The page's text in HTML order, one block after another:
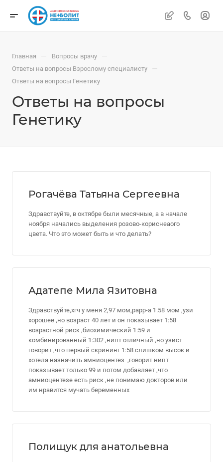
Главная — Вопросы врачу —
Ответы на вопросы Взрослому специалисту —
Ответы на вопросы Генетику
Ответы на вопросы
Генетику
Рогачёва Татьяна Сергеевна
Здравствуйте, в октябре были месячные, а в начале
ноября начались выделения розово-кориснеаого
цвета. Что это может быть и что делать?
Адатепе Мила Язитовна
Здравствуйте,хгч у меня 2,97 мом,рарр-а 1.58 мом ,узи
хорошее ,но возраст 40 лет и он показывает 1:58
возрастной риск ,биохимический 1:59 и
комбинированный 1:302 ,нипт отличный ,но узист
говорит ,что первый скрининг 1:58 слишком высок и
хотела назначить амниоцентез ,говорит нипт
показывает только 99 и потом добавляет ,что
амниоцентезе есть риск ,не понимаю докторов или
им нравится мучать беременных
Полищук для анатольевна